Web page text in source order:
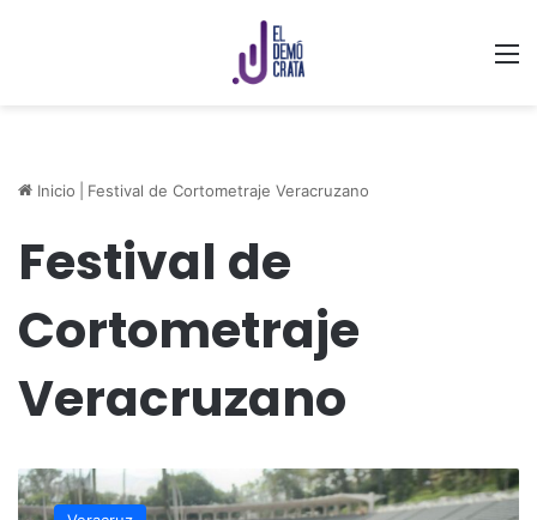
Inicio Festival de Cortometraje Veracruzano
Festival de
Cortometraje
Veracruzano
Suspensión
de